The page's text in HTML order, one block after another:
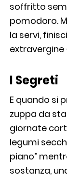
soffritto
pomodoro.
la servi,
extravergine
I Segreti
E quando si
zuppa da
giornate
legumi
piano”
sostanza,